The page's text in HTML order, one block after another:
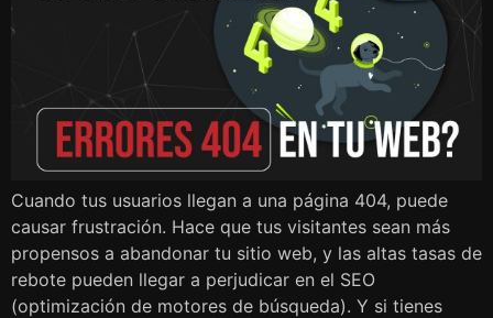
Cuando tus usuarios llegan a una página 404, puede
causar frustración. Hace que tus visitantes sean más
propensos a abandonar tu sitio web, y las altas tasas de
rebote pueden llegar a perjudicar en el SEO
(optimización de motores de búsqueda). Y si tienes